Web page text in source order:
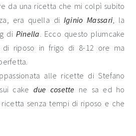
da una ricetta che mi colpì subito
era quella di Iginio Massari , la
di Pinella . Ecco questo plumcake
di riposo in frigo di 8-12 ore ma
alle ricette di Stefano
cake due cosette ne sa ed ho
senza tempi di riposo e che